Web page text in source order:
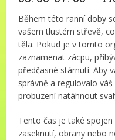
Během této ranní doby
vašem tlustém střevě,
těla. Pokud je v tomto
zaznamenat zácpu,
předčasné stárnutí. Aby
správně a regulovalo
probuzení natáhnout
Tento čas je také
zaseknutí, obrany nebo